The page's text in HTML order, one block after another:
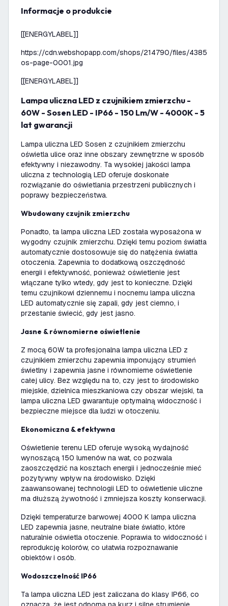
informacje o produkcie
[[ENERGYLABEL]]
https://cdn.webshopapp.com/shops/214790/files/
os-page-0001.jpg
[[ENERGYLABEL]]
Lampa uliczna LED z czujnikiem zmierzchu -
60W - Sosen LED - IP66 - 150 Lm/W - 4000K - 5
lat gwarancji
Lampa uliczna LED Sosen z czujnikiem zmierzchu
oświetla ulice oraz inne obszary zewnętrzne w sposób
efektywny i niezawodny. Ta wysokiej jakości lampa
uliczna z technologią LED oferuje doskonałe
rozwiązanie do oświetlania przestrzeni publicznych i
poprawy bezpieczeństwa.
Wbudowany czujnik zmierzchu
Ponadto, ta lampa uliczna LED została wyposażona w
wygodny czujnik zmierzchu. Dzięki temu poziom światła
automatycznie dostosowuje się do natężenia światła
otoczenia. Zapewnia to dodatkową oszczędność
energii i efektywność, ponieważ oświetlenie jest
włączane tylko wtedy, gdy jest to konieczne. Dzięki
temu czujnikowi dziennemu i nocnemu lampa uliczna
LED automatycznie się zapali, gdy jest ciemno, i
przestanie świecić, gdy jest jasno.
Jasne & równomierne oświetlenie
Z mocą 60W ta profesjonalna lampa uliczna LED z
czujnikiem zmierzchu zapewnia imponujący strumień
świetlny i zapewnia jasne i równomierne oświetlenie
całej ulicy. Bez względu na to, czy jest to środowisko
miejskie, dzielnica mieszkaniowa czy obszar wiejski, ta
lampa uliczna LED gwarantuje optymalną widoczność i
bezpieczne miejsce dla ludzi w otoczeniu.
Ekonomiczna & efektywna
Oświetlenie terenu LED oferuje wysoką wydajność
wynoszącą 150 lumenów na wat, co pozwala
zaoszczędzić na kosztach energii i jednocześnie mieć
pozytywny wpływ na środowisko. Dzięki
zaawansowanej technologii LED to oświetlenie uliczne
ma dłuższą żywotność i zmniejsza koszty konserwacji.
Dzięki temperaturze barwowej 4000 K lampa uliczna
LED zapewnia jasne, neutralne białe światło, które
naturalnie oświetla otoczenie. Poprawia to widoczność i
reprodukcję kolorów, co ułatwia rozpoznawanie
obiektów i osób.
Wodoszczelność IP66
Ta lampa uliczna LED jest zaliczana do klasy IP66, co